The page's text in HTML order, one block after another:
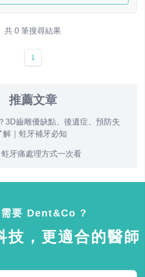
共 0 筆搜尋結果
1
推薦文章
3D齒雕優缺點、後遺症、預防失
解｜蛀牙補牙必知
牙痛處理方式一次看
要 Dent&Co ?
技，更適合的醫師